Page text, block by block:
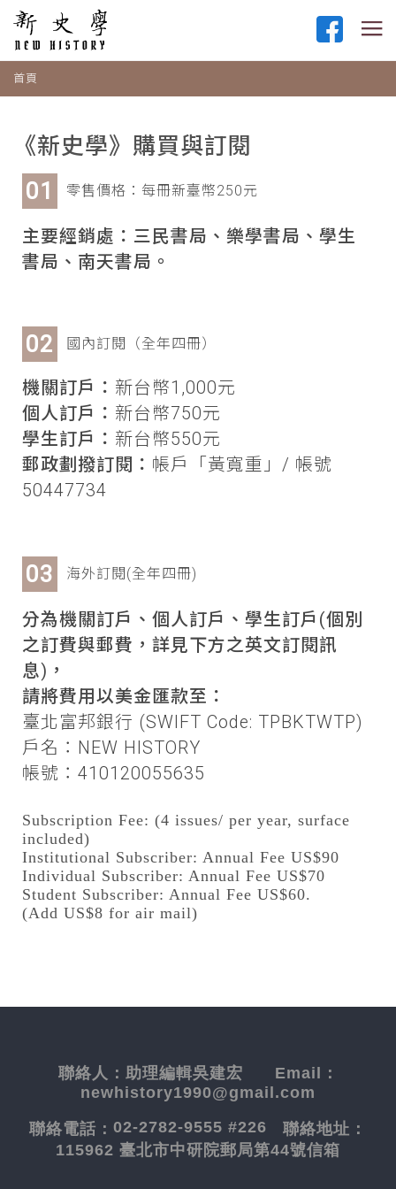
首頁
《新史學》購買與訂閱
零售價格：每冊新臺幣250元
主要經銷處：三民書局、樂學書局、學生
書局、南天書局。
國內訂閱（全年四冊）
機關訂戶： 新台幣1,000元
個人訂戶： 新台幣750元
學生訂戶： 新台幣550元
郵政劃撥訂閱： 帳戶「黃寬重」/ 帳號
50447734
海外訂閱(全年四冊)
分為機關訂戶、個人訂戶、學生訂戶(個別
之訂費與郵費，詳見下方之英文訂閱訊
息)，
請將費用以美金匯款至：
臺北富邦銀行 (SWIFT Code: TPBKTWTP)
戶名：NEW HISTORY
帳號：410120055635
Subscription Fee: (4 issues/ per year, surface
included)
Institutional Subscriber: Annual Fee US$90
Individual Subscriber: Annual Fee US$70
Student Subscriber: Annual Fee US$60.
(Add US$8 for air mail)
聯絡人： 助理編輯吳建宏 Email：
newhistory1990@gmail.com
聯絡電話： 02-2782-9555 #226 聯絡地址：
115962 臺北市中研院郵局第44號信箱